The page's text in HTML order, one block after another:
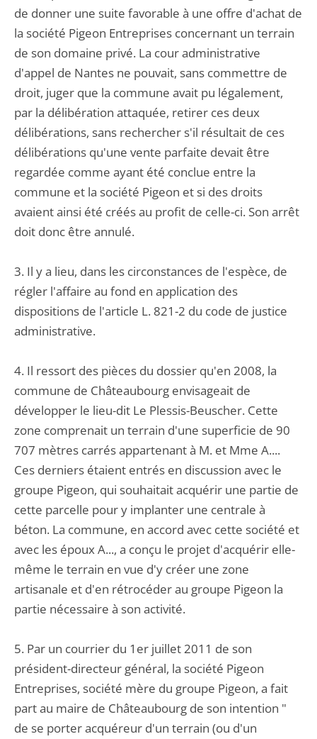
de donner une suite favorable à une offre d'achat de
la société Pigeon Entreprises concernant un terrain
de son domaine privé. La cour administrative
d'appel de Nantes ne pouvait, sans commettre de
droit, juger que la commune avait pu légalement,
par la délibération attaquée, retirer ces deux
délibérations, sans rechercher s'il résultait de ces
délibérations qu'une vente parfaite devait être
regardée comme ayant été conclue entre la
commune et la société Pigeon et si des droits
avaient ainsi été créés au profit de celle-ci. Son arrêt
doit donc être annulé.
3. Il y a lieu, dans les circonstances de l'espèce, de
régler l'affaire au fond en application des
dispositions de l'article L. 821-2 du code de justice
administrative.
4. Il ressort des pièces du dossier qu'en 2008, la
commune de Châteaubourg envisageait de
développer le lieu-dit Le Plessis-Beuscher. Cette
zone comprenait un terrain d'une superficie de 90
707 mètres carrés appartenant à M. et Mme A....
Ces derniers étaient entrés en discussion avec le
groupe Pigeon, qui souhaitait acquérir une partie de
cette parcelle pour y implanter une centrale à
béton. La commune, en accord avec cette société et
avec les époux A..., a conçu le projet d'acquérir elle-
même le terrain en vue d'y créer une zone
artisanale et d'en rétrocéder au groupe Pigeon la
partie nécessaire à son activité.
5. Par un courrier du 1er juillet 2011 de son
président-directeur général, la société Pigeon
Entreprises, société mère du groupe Pigeon, a fait
part au maire de Châteaubourg de son intention "
de se porter acquéreur d'un terrain (ou d'un